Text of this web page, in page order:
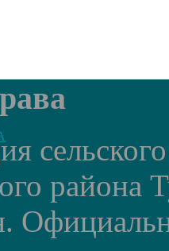
района